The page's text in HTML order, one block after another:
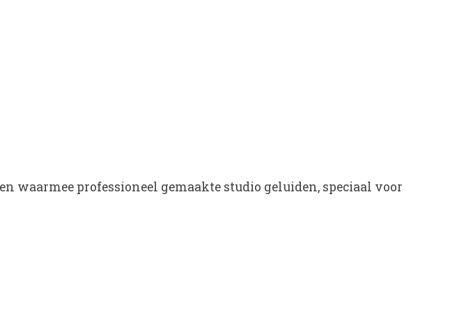
waarmee professioneel gemaakte studio geluiden, speciaal voor